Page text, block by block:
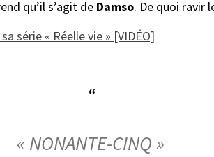
qu’il s’agit de Damso. De quoi ravir
série « Réelle vie » [VIDÉO]
« NONANTE-CINQ »